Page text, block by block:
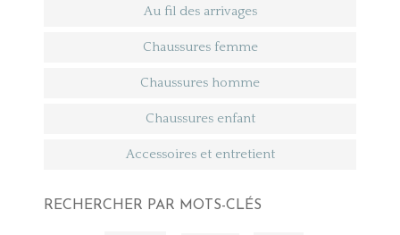
Au fil des arrivages
Chaussures femme
Chaussures homme
Chaussures enfant
Accessoires et entretient
RECHERCHER PAR MOTS-CLÉS